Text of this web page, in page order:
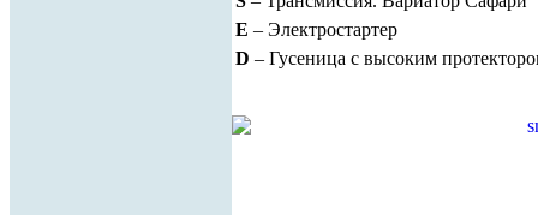
E – Электростартер
D – Гусеница с высоким